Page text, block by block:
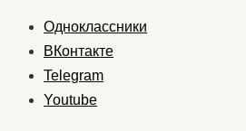
Одноклассники
ВКонтакте
Telegram
Youtube